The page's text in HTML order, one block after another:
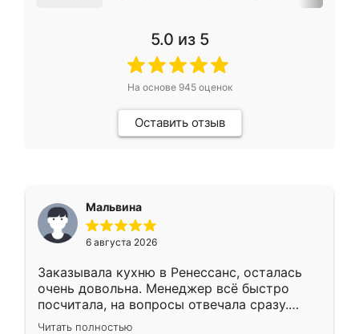
5.0 из 5
На основе 945оценок
Оставить отзыв
Мальвина
6 августа 2026
Заказывала кухню в Ренессанс, осталась
очень довольна. Менеджер всё быстро
посчитала, на вопросы отвечала сразу.
Замерщик приехал в субботу, подошёл к
Читать полностью